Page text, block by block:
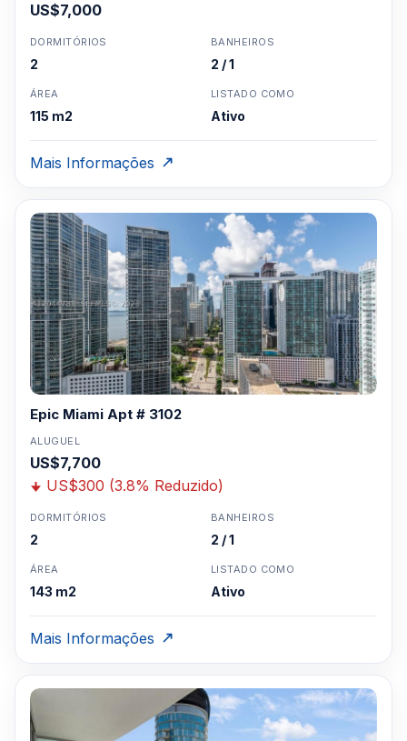
US$7,000
DORMITÓRIOS
2
BANHEIROS
2 / 1
ÁREA
115 m2
LISTADO COMO
Ativo
Mais Informações
Epic Miami Apt # 3102
ALUGUEL
US$7,700
US$300 (3.8% Reduzido)
DORMITÓRIOS
2
BANHEIROS
2 / 1
ÁREA
143 m2
LISTADO COMO
Ativo
Mais Informações